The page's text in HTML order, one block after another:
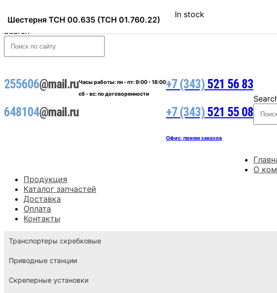
Search
255606@mail.ru
648104@mail.ru
Часы работы:пн - пт: 9:00 - 18:00
сб - вс: по договоренности
+7 (343) 521 56 83
+7 (343) 521 55 08
Офис, прием заказов
О
Продукция
Каталог запчастей
Доставка
Оплата
Контакты
Транспортеры скребковые
Приводные станции
Скреперные установки
Шестерня ТСН 00.635 (ТСН 01.760.22)
In stock